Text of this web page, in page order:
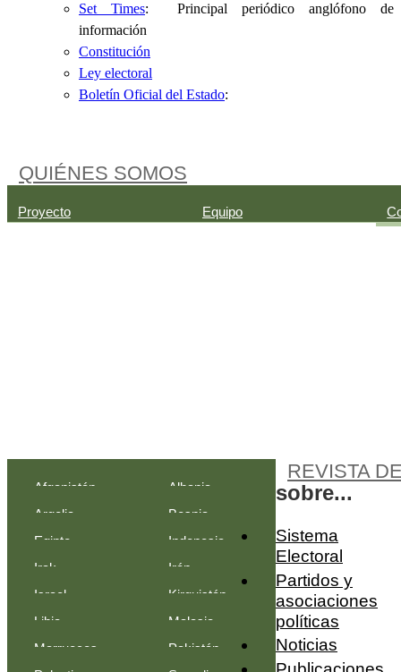
Set Times: Principal periódico anglófono de
información
Constitución
Ley electoral
Boletín Oficial del Estado:
QUIÉNES SOMOS
Proyecto Equipo
Afganistán
Albania
Argelia
Bosnia-
Egipto
Indonesia
Irak
Irán
Israel
Kirguistán
Libia
Malasia
Marruecos
Pakistán
REVISTA
sobre...
Sistema
Electoral
Partidos y
asociaciones
políticas
Noticias